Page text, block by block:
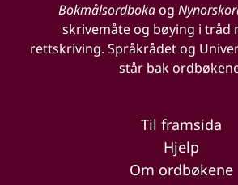
Bokmålsordbokaog
skrivemåte og bøying i tråd
rettskriving. Språkrådet og
står bak
Til framsida
Hjelp
Om ordbøkene